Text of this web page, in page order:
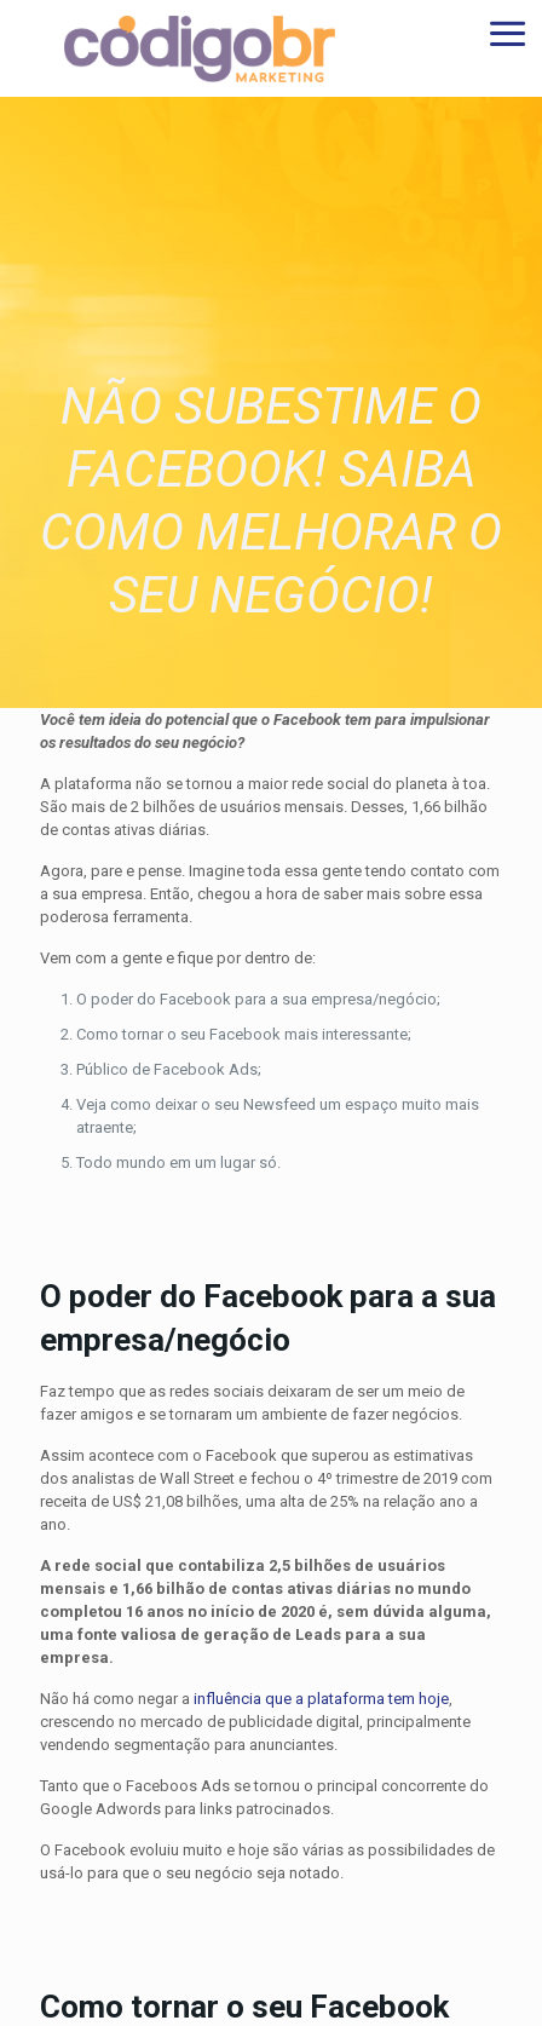
NÃO SUBESTIME O
FACEBOOK! SAIBA
COMO MELHORAR O
SEU NEGÓCIO!
Você tem ideia do potencial que o Facebook tem para impulsionar
os resultados do seu negócio?
A plataforma não se tornou a maior rede social do planeta à toa.
São mais de 2 bilhões de usuários mensais. Desses, 1,66 bilhão
de contas ativas diárias.
Agora, pare e pense. Imagine toda essa gente tendo contato com
a sua empresa. Então, chegou a hora de saber mais sobre essa
poderosa ferramenta.
Vem com a gente e fique por dentro de:
O poder do Facebook para a sua empresa/negócio;
Como tornar o seu Facebook mais interessante;
Público de Facebook Ads;
Veja como deixar o seu Newsfeed um espaço muito mais
atraente;
Todo mundo em um lugar só.
O poder do Facebook para a sua
empresa/negócio
Faz tempo que as redes sociais deixaram de ser um meio de
fazer amigos e se tornaram um ambiente de fazer negócios.
Assim acontece com o Facebook que superou as estimativas
dos analistas de Wall Street e fechou o 4º trimestre de 2019 com
receita de US$ 21,08 bilhões, uma alta de 25% na relação ano a
ano.
A rede social que contabiliza 2,5 bilhões de usuários
mensais e 1,66 bilhão de contas ativas diárias no mundo
completou 16 anos no início de 2020 é, sem dúvida alguma,
uma fonte valiosa de geração de Leads para a sua
empresa.
Não há como negar a influência que a plataforma tem hoje,
crescendo no mercado de publicidade digital, principalmente
vendendo segmentação para anunciantes.
Tanto que o Faceboos Ads se tornou o principal concorrente do
Google Adwords para links patrocinados.
O Facebook evoluiu muito e hoje são várias as possibilidades de
usá-lo para que o seu negócio seja notado.
Como tornar o seu Facebook